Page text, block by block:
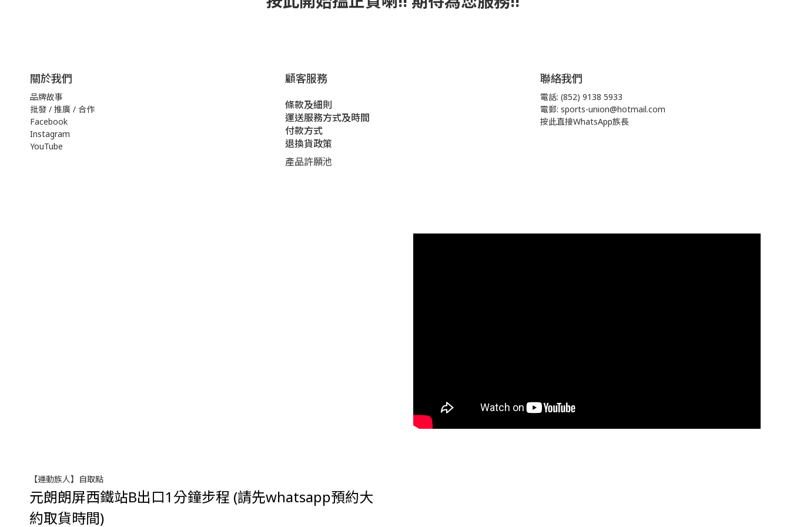
關於我們
品牌故事
批發 / 推廣 / 合作
Facebook
Instagram
YouTube
顧客服務
條款及細則
運送服務方式及時間
付款方式
退換貨政策
產品許願池
聯絡我們
電話: (852) 9138 5933
電郵: sports-union@hotmail.com
按此直接WhatsApp族長
【運動族人】自取點
元朗朗屏西鐵站B出口1分鐘步程 (請先whatsapp預約大
約取貨時間)